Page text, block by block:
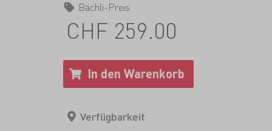
Bächli-Preis
CHF 259.00